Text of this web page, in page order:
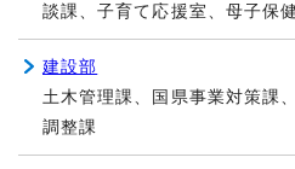
談課、子育て応援室、母子保
建設部
土木管理課、国県事業対策課
調整課